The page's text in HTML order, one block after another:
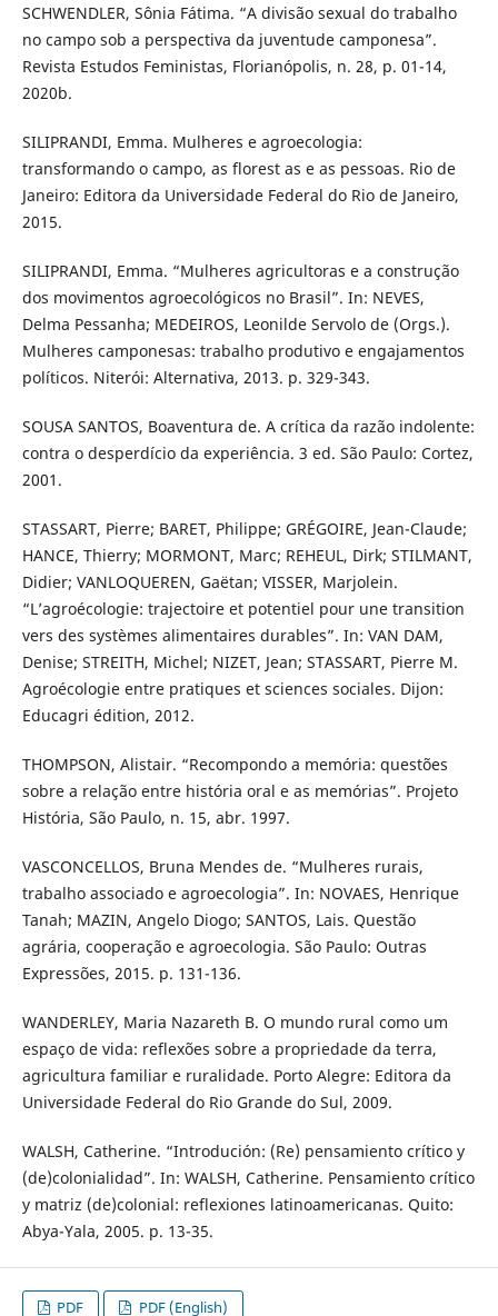
SCHWENDLER, Sônia Fátima. “A divisão sexual do trabalho
no campo sob a perspectiva da juventude camponesa”.
Revista Estudos Feministas, Florianópolis, n. 28, p. 01-14,
2020b.
SILIPRANDI, Emma. Mulheres e agroecologia:
transformando o campo, as florest as e as pessoas. Rio de
Janeiro: Editora da Universidade Federal do Rio de Janeiro,
2015.
SILIPRANDI, Emma. “Mulheres agricultoras e a construção
dos movimentos agroecológicos no Brasil”. In: NEVES,
Delma Pessanha; MEDEIROS, Leonilde Servolo de (Orgs.).
Mulheres camponesas: trabalho produtivo e engajamentos
políticos. Niterói: Alternativa, 2013. p. 329-343.
SOUSA SANTOS, Boaventura de. A crítica da razão indolente:
contra o desperdício da experiência. 3 ed. São Paulo: Cortez,
2001.
STASSART, Pierre; BARET, Philippe; GRÉGOIRE, Jean-Claude;
HANCE, Thierry; MORMONT, Marc; REHEUL, Dirk; STILMANT,
Didier; VANLOQUEREN, Gaëtan; VISSER, Marjolein.
“L’agroécologie: trajectoire et potentiel pour une transition
vers des systèmes alimentaires durables”. In: VAN DAM,
Denise; STREITH, Michel; NIZET, Jean; STASSART, Pierre M.
Agroécologie entre pratiques et sciences sociales. Dijon:
Educagri édition, 2012.
THOMPSON, Alistair. “Recompondo a memória: questões
sobre a relação entre história oral e as memórias”. Projeto
História, São Paulo, n. 15, abr. 1997.
VASCONCELLOS, Bruna Mendes de. “Mulheres rurais,
trabalho associado e agroecologia”. In: NOVAES, Henrique
Tanah; MAZIN, Angelo Diogo; SANTOS, Lais. Questão
agrária, cooperação e agroecologia. São Paulo: Outras
Expressões, 2015. p. 131-136.
WANDERLEY, Maria Nazareth B. O mundo rural como um
espaço de vida: reflexões sobre a propriedade da terra,
agricultura familiar e ruralidade. Porto Alegre: Editora da
Universidade Federal do Rio Grande do Sul, 2009.
WALSH, Catherine. “Introdución: (Re) pensamiento crítico y
(de)colonialidad”. In: WALSH, Catherine. Pensamiento crítico
y matriz (de)colonial: reflexiones latinoamericanas. Quito:
Abya-Yala, 2005. p. 13-35.
PDF PDF (English)